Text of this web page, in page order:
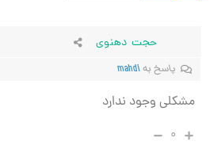
حجت دهنوی
پاسخ بهmahdi
مشکلی وجود ندارد
۰